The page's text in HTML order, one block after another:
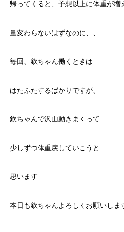
帰ってくると、予想以上に体重が増
量変わらないはずなのに、、
毎回、欽ちゃん働くときは
はたふたするばかりですが、
欽ちゃんで沢山動きまくって
少しずつ体重戻していこうと
思います！
本日も欽ちゃんよろしくお願いしま